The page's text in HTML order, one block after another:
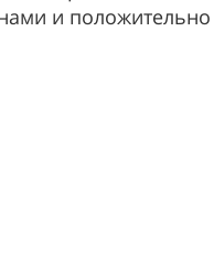
и положительно